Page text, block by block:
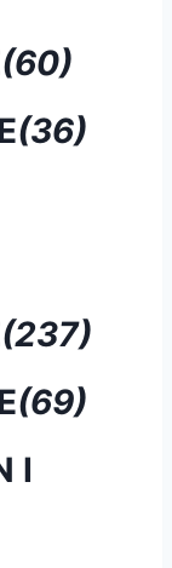
(60)
(36)
(237)
(69)
I